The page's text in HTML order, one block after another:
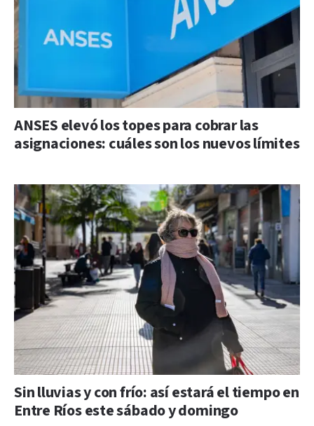
ANSES elevó los topes para cobrar las
asignaciones: cuáles son los nuevos límites
Sin lluvias y con frío: así estará el tiempo en
Entre Ríos este sábado y domingo